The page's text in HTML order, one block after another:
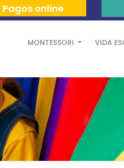
Pagos online
MONTESSORI VIDA